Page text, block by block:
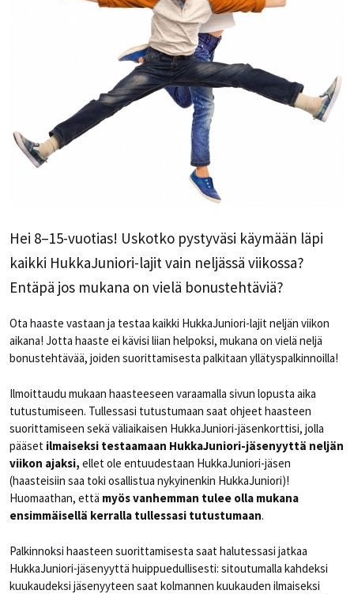
Hei 8–15-vuotias! Uskotko pystyväsi käymään läpi
kaikki HukkaJuniori-lajit vain neljässä viikossa?
Entäpä jos mukana on vielä bonustehtäviä?
Ota haaste vastaan ja testaa kaikki HukkaJuniori-lajit neljän viikon
aikana! Jotta haaste ei kävisi liian helpoksi, mukana on vielä neljä
bonustehtävää, joiden suorittamisesta palkitaan yllätyspalkinnoilla!
Ilmoittaudu mukaan haasteeseen varaamalla sivun lopusta aika
tutustumiseen. Tullessasi tutustumaan saat ohjeet haasteen
suorittamiseen sekä väliaikaisen HukkaJuniori-jäsenkorttisi, jolla
pääset ilmaiseksi testaamaan HukkaJuniori-jäsenyyttä neljän
viikon ajaksi, ellet ole entuudestaan HukkaJuniori-jäsen
(haasteisiin saa toki osallistua nykyinenkin HukkaJuniori)!
Huomaathan, että myös vanhemman tulee olla mukana
ensimmäisellä kerralla tullessasi tutustumaan.
Palkinnoksi haasteen suorittamisesta saat halutessasi jatkaa
HukkaJuniori-jäsenyyttä huippuedullisesti: sitoutumalla kahdeksi
kuukaudeksi jäsenyyteen saat kolmannen kuukauden ilmaiseksi